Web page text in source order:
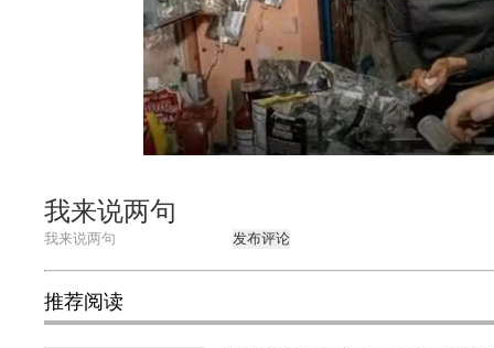
我来说两句
发布评论
推荐阅读